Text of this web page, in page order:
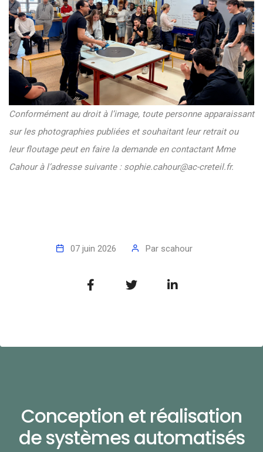
Conformément au droit à l’image, toute personne apparaissant
sur les photographies publiées et souhaitant leur retrait ou
leur floutage peut en faire la demande en contactant Mme
Cahour à l’adresse suivante : sophie.cahour@ac-creteil.fr.
07 juin 2026 Par scahour
Conception et réalisation
de systèmes automatisés